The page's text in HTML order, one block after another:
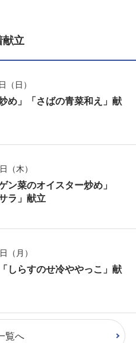
献立
（日）
め」「さばの青菜和え」献
（木）
ン菜のオイスター炒め」
ラ」献立
（月）
しらすのせ冷ややっこ」献
覧へ